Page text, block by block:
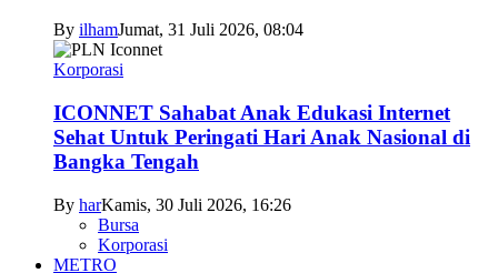
By ilhamJumat, 31 Juli 2026, 08:04
Korporasi
ICONNET Sahabat Anak Edukasi Internet
Sehat Untuk Peringati Hari Anak Nasional di
Bangka Tengah
By harKamis, 30 Juli 2026, 16:26
Bursa
Korporasi
METRO